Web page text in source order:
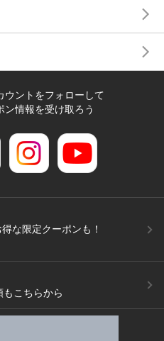
ウントをフォローして
ン情報を受け取ろう
な限定クーポンも！
こちらから